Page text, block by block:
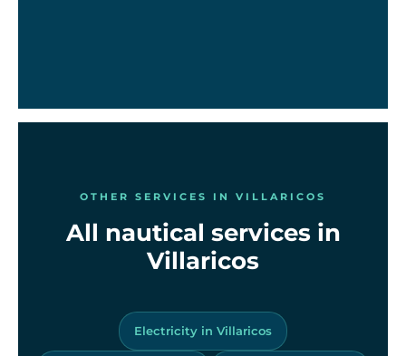
OTHER SERVICES IN VILLARICOS
All nautical services in
Villaricos
Electricity in Villaricos